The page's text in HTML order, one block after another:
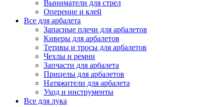
Выниматели для стрел
Оперение и клей
Все для арбалета
Запасные плечи для арбалетов
Киверы для арбалетов
Тетивы и тросы для арбалетов
Чехлы и ремни
Запчасти для арбалета
Прицелы для арбалетов
Натяжители для арбалета
Уход и инструменты
Все для лука